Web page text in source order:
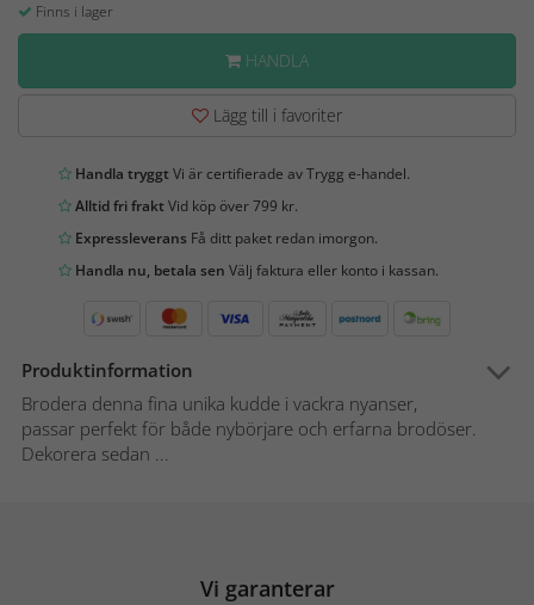
Finns i lager
HANDLA
Lägg till i favoriter
Handla tryggtVi är certifierade av Trygg e-handel.
Alltid fri fraktVid köp över 799 kr.
Expressleverans Få ditt paket redan imorgon.
Handla nu, betala sen Välj faktura eller konto i kassan.
Produktinformation
Brodera denna fina unika kudde i vackra nyanser,
passar perfekt för både nybörjare och erfarna brodöser.
Dekorera sedan ...
Vi garanterar